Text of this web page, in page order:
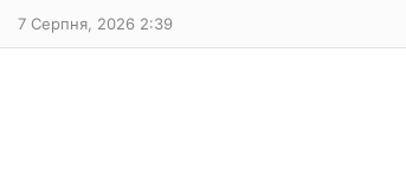
7 Серпня, 2026 2:39